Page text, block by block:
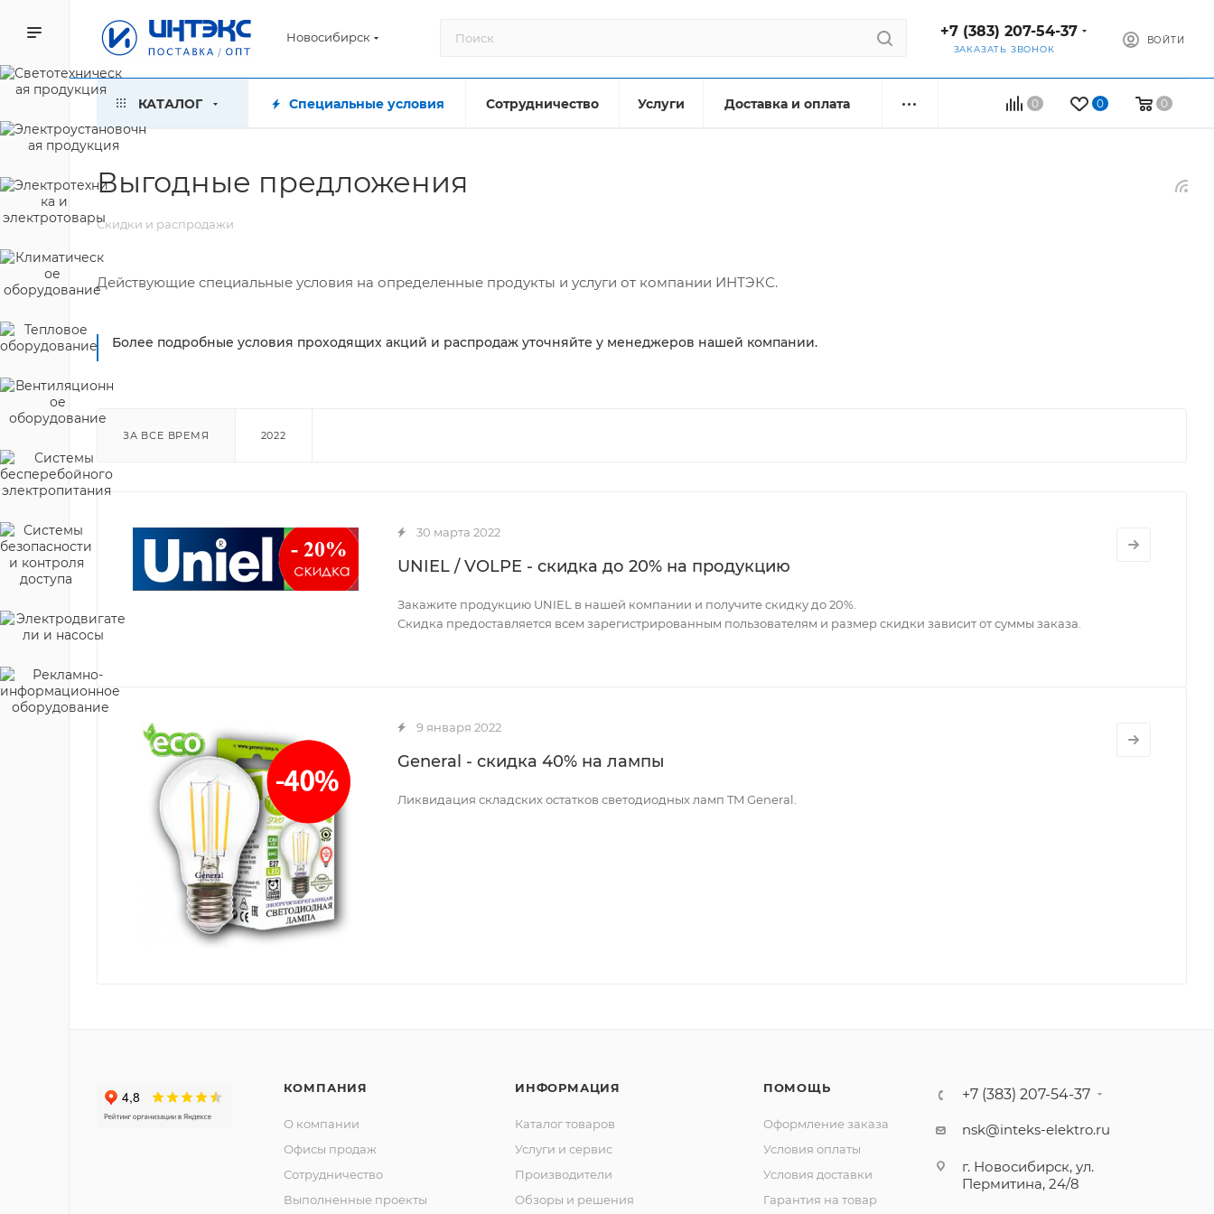
Новосибирск +7 (383) 207-54-37
ЗАКАЗАТЬ ЗВОНОК
ВОЙТИ
0 0 0
КАТАЛОГ Специальные условия Сотрудничество Услуги Доставка и оплата
Выгодные предложения
Скидки и распродажи
Действующие специальные условия на определенные продукты и услуги от компании ИНТЭКС.
Более подробные условия проходящих акций и распродаж уточняйте у менеджеров нашей компании.
ЗА ВСЕ ВРЕМЯ 2022
30 марта 2022
UNIEL / VOLPE - скидка до 20% на продукцию
Закажите продукцию UNIEL в нашей компании и получите скидку до 20%.
Скидка предоставляется всем зарегистрированным пользователям и размер скидки зависит от суммы заказа.
9 января 2022
General - скидка 40% на лампы
Ликвидация складских остатков светодиодных ламп TM General.
КОМПАНИЯ
О компании
Офисы продаж
Сотрудничество
Выполненные проекты
ИНФОРМАЦИЯ
Каталог товаров
Услуги и сервис
Производители
Обзоры и решения
ПОМОЩЬ
Оформление заказа
Условия оплаты
Условия доставки
Гарантия на товар
+7 (383) 207-54-37
nsk@inteks-elektro.ru
г. Новосибирск, ул.
Пермитина, 24/8